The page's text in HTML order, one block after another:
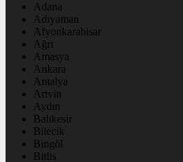
Adana
Adıyaman
Afyonkarahisar
Ağrı
Amasya
Ankara
Antalya
Artvin
Aydın
Balıkesir
Bilecik
Bingöl
Bitlis